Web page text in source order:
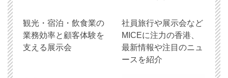
観光・宿泊・飲食業の
業務効率と顧客体験を
支える展示会
社員旅行や展示会など
MICEに注力の香港、
最新情報や注目のニュ
ースを紹介